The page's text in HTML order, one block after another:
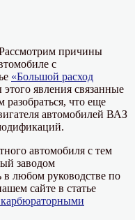
причины
с
«Большой расход
явления связанные
разобраться, что еще
автомобилей ВАЗ
автомобиля с тем
заводом
любом руководстве по
сайте в статье